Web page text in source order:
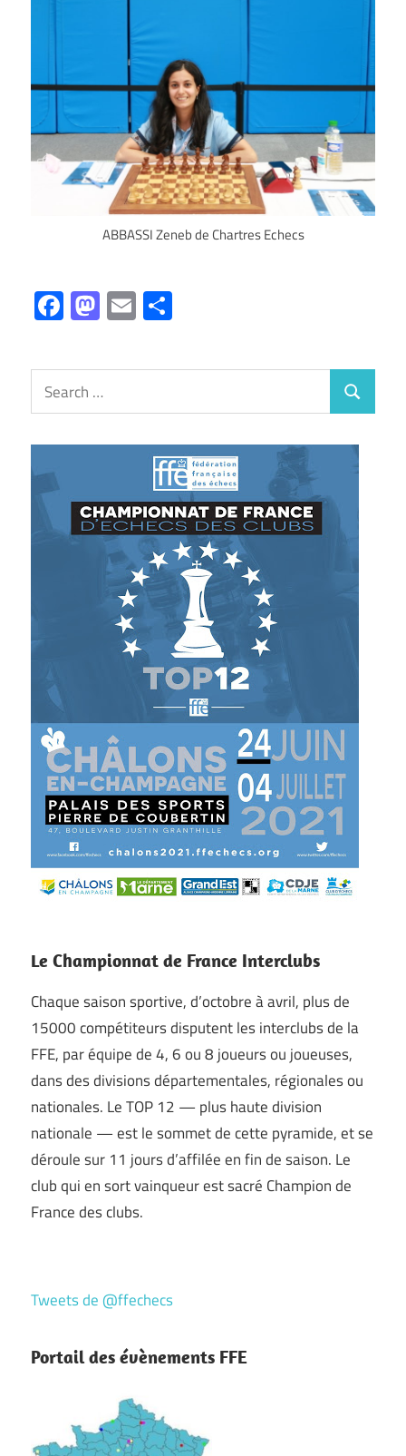
ABBASSI Zeneb de Chartres Echecs
Facebook
Mastodon
Email
Search
for:
Search
Le Championnat de France Interclubs
Chaque saison sportive, d’octobre à avril, plus de
15000 compétiteurs disputent les interclubs de la
FFE, par équipe de 4, 6 ou 8 joueurs ou joueuses,
dans des divisions départementales, régionales ou
nationales. Le TOP 12 — plus haute division
nationale — est le sommet de cette pyramide, et se
déroule sur 11 jours d’affilée en fin de saison. Le
club qui en sort vainqueur est sacré Champion de
France des clubs.
Tweets de @ffechecs
Portail des évènements FFE